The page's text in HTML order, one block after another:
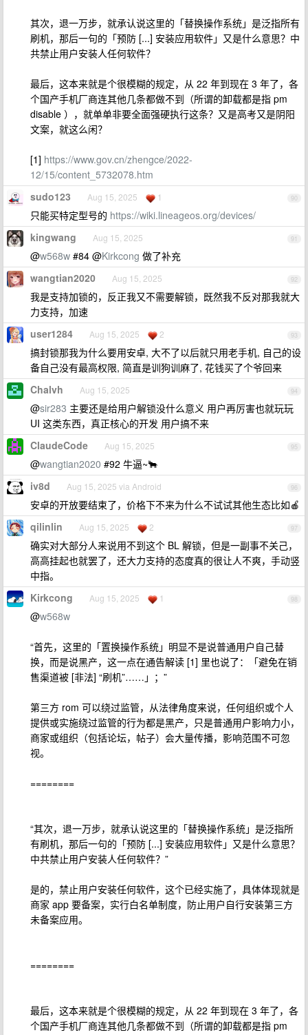
其次，退一万步，就承认说这里的「替换操作系统」是泛指所有
刷机，那后一句的「预防 [...] 安装应用软件」又是什么意思？中
共禁止用户安装人任何软件？
最后，这本来就是个很模糊的规定，从 22 年到现在 3 年了，各
个国产手机厂商连其他几条都做不到（所谓的卸载都是指 pm
disable ），就单单非要全面强硬执行这条？又是高考又是阴阳
文案，就这么闲？
[1] https://www.gov.cn/zhengce/2022-
12/15/content_5732078.htm
90
sudo123 Aug 15, 2025 1
只能买特定型号的 https://wiki.lineageos.org/devices/
91
kingwang Aug 15, 2025
@w568w #84 @Kirkcong 做了补充
92
wangtian2020 Aug 15, 2025
我是支持加锁的，反正我又不需要解锁，既然我不反对那我就大
力支持，加速
93
user1284 Aug 15, 2025 2
搞封锁那我为什么要用安卓, 大不了以后就只用老手机, 自己的设
备自己没有最高权限, 简直是训狗训麻了, 花钱买了个爷回来
94
Chalvh Aug 15, 2025
@sir283 主要还是给用户解锁没什么意义 用户再厉害也就玩玩
UI 这类东西，真正核心的开发 用户搞不来
95
ClaudeCode Aug 15, 2025
@wangtian2020 #92 牛逼~🐂
96
iv8d Aug 15, 2025 via Android
安卓的开放要结束了，价格下不来为什么不试试其他生态比如🍎
97
qilinlin Aug 15, 2025 2
确实对大部分人来说用不到这个 BL 解锁，但是一副事不关己，
高高挂起也就罢了，还大力支持的态度真的很让人不爽，手动竖
中指。
98
Kirkcong Aug 15, 2025 1
@w568w
“首先，这里的「置换操作系统」明显不是说普通用户自己替
换，而是说黑产，这一点在通告解读 [1] 里也说了：「避免在销
售渠道被 [非法] “刷机”……」；”
第三方 rom 可以绕过监管，从法律角度来说，任何组织或个人
提供或实施绕过监管的行为都是黑产，只是普通用户影响力小，
商家或组织（包括论坛，帖子）会大量传播，影响范围不可忽
视。
========
“其次，退一万步，就承认说这里的「替换操作系统」是泛指所
有刷机，那后一句的「预防 [...] 安装应用软件」又是什么意思？
中共禁止用户安装人任何软件？”
是的，禁止用户安装任何软件，这个已经实施了，具体体现就是
商家 app 要备案，实行白名单制度，防止用户自行安装第三方
未备案应用。
========
最后，这本来就是个很模糊的规定，从 22 年到现在 3 年了，各
个国产手机厂商连其他几条都做不到（所谓的卸载都是指 pm